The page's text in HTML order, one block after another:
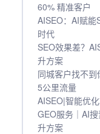
60% 精准客户
AISEO：AI赋能
时代
SEO效果差？
升方案
同城客户找不
5公里流量
AISEO|智能优
GEO服务｜AI
升方案